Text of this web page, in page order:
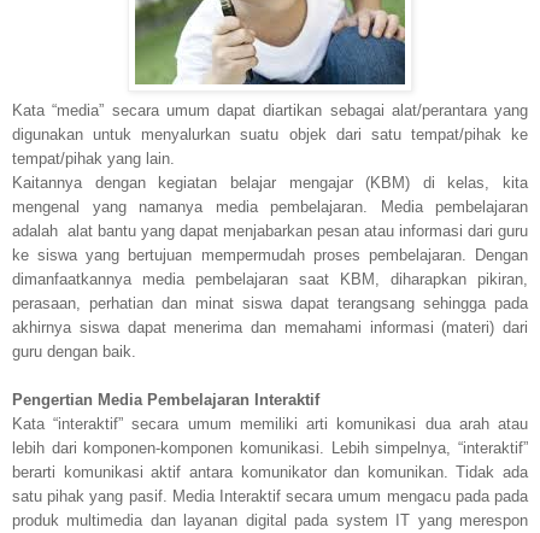
Kata “media” secara umum dapat diartikan sebagai alat/perantara yang
digunakan untuk menyalurkan suatu objek dari satu tempat/pihak ke
tempat/pihak yang lain.
Kaitannya dengan kegiatan belajar mengajar (KBM) di kelas, kita
mengenal yang namanya media pembelajaran. Media pembelajaran
adalah alat bantu yang dapat menjabarkan pesan atau informasi dari guru
ke siswa yang bertujuan mempermudah proses pembelajaran. Dengan
dimanfaatkannya media pembelajaran saat KBM, diharapkan pikiran,
perasaan, perhatian dan minat siswa dapat terangsang sehingga pada
akhirnya siswa dapat menerima dan memahami informasi (materi) dari
guru dengan baik.
Pengertian Media Pembelajaran Interaktif
Kata “interaktif” secara umum memiliki arti komunikasi dua arah atau
lebih dari komponen-komponen komunikasi. Lebih simpelnya, “interaktif”
berarti komunikasi aktif antara komunikator dan komunikan. Tidak ada
satu pihak yang pasif. Media Interaktif secara umum mengacu pada pada
produk multimedia dan layanan digital pada system IT yang merespon